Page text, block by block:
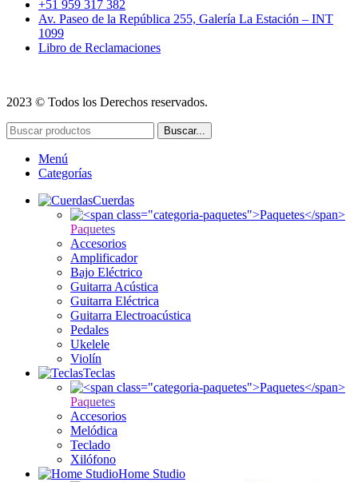
+51 959 317 382
Av. Paseo de la República 255, Galería La Estación – INT
1099
Libro de Reclamaciones
2023 © Todos los Derechos reservados.
Buscar...
Menú
Categorías
Cuerdas
Paquetes
Accesorios
Amplificador
Bajo Eléctrico
Guitarra Acústica
Guitarra Eléctrica
Guitarra Electroacústica
Pedales
Ukelele
Violín
Teclas
Paquetes
Accesorios
Melódica
Teclado
Xilófono
Home Studio